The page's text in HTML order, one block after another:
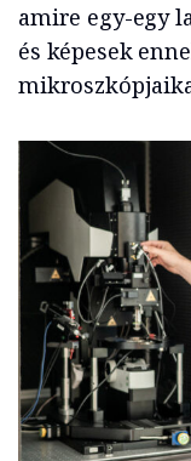
amire egy-egy
és képesek